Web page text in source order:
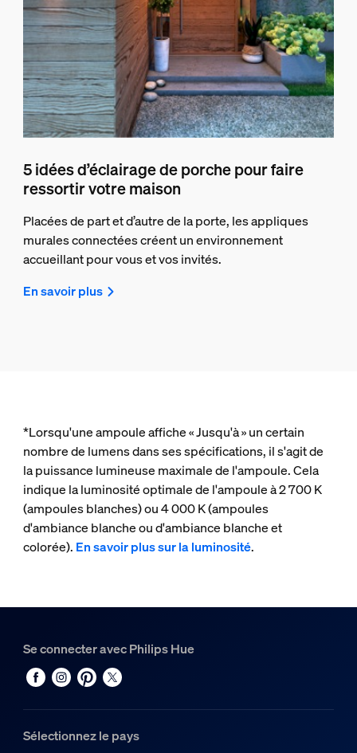
5 idées d’éclairage de porche pour faire
ressortir votre maison
Placées de part et d’autre de la porte, les appliques
murales connectées créent un environnement
accueillant pour vous et vos invités.
En savoir plus
*Lorsqu'une ampoule affiche « Jusqu'à » un certain
nombre de lumens dans ses spécifications, il s'agit de
la puissance lumineuse maximale de l'ampoule. Cela
indique la luminosité optimale de l'ampoule à 2 700 K
(ampoules blanches) ou 4 000 K (ampoules
d'ambiance blanche ou d'ambiance blanche et
colorée). En savoir plus sur la luminosité.
Se connecter avec Philips Hue
Sélectionnez le pays